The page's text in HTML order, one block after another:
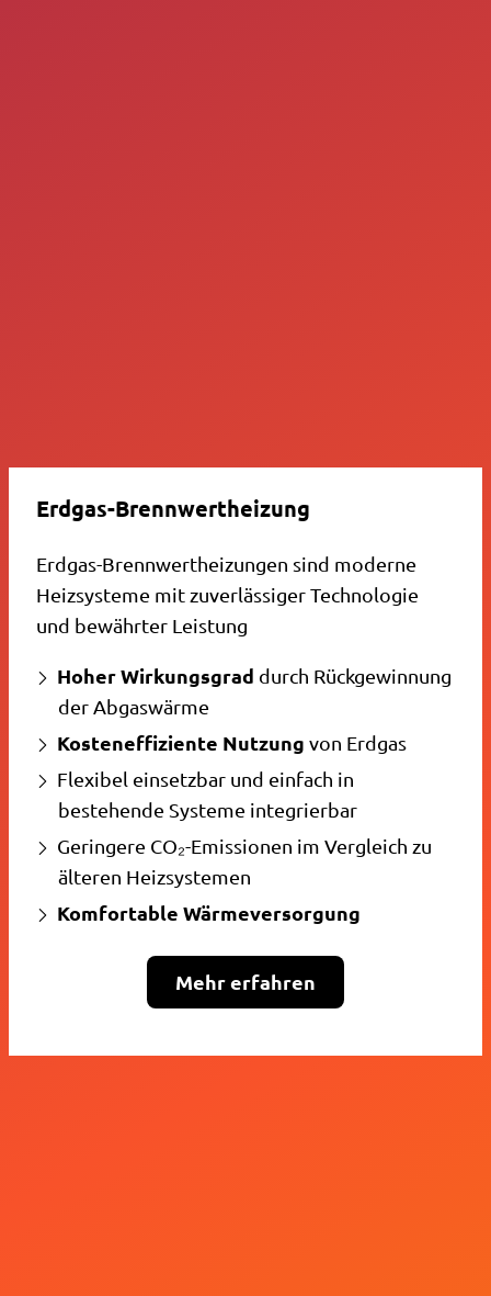
Erdgas-Brennwertheizung
Erdgas-Brennwertheizungen sind moderne
Heizsysteme mit zuverlässiger Technologie
und bewährter Leistung
Hoher Wirkungsgrad durch Rückgewinnung
der Abgaswärme
Kosteneffiziente Nutzung von Erdgas
Flexibel einsetzbar und einfach in
bestehende Systeme integrierbar
Geringere CO₂-Emissionen im Vergleich zu
älteren Heizsystemen
Komfortable Wärmeversorgung
Mehr erfahren